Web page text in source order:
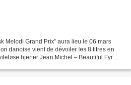
Melodi Grand Prix" aura lieu le 06 mars
danoise vient de dévoiler les 8 titres en
hjerter Jean Michel – Beautiful Fyr &